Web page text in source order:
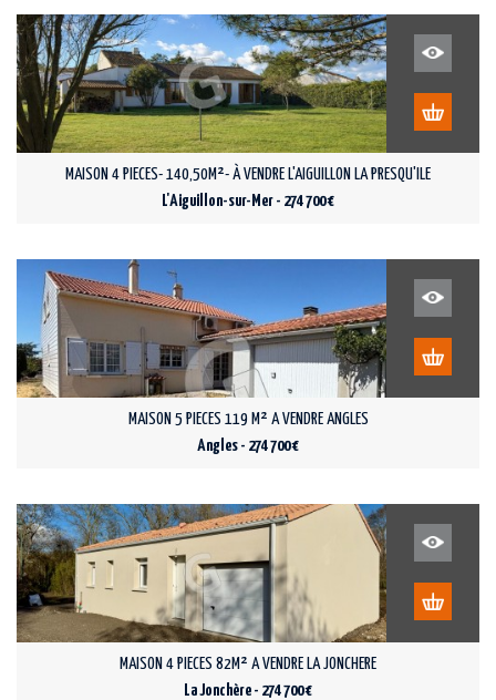
MAISON 4 PIECES- 140,50M²- À VENDRE L'AIGUILLON LA PRESQU'ILE
L'Aiguillon-sur-Mer - 274 700 €
MAISON 5 PIECES 119 M² A VENDRE ANGLES
Angles - 274 700 €
MAISON 4 PIECES 82M² A VENDRE LA JONCHERE
La Jonchère - 274 700 €